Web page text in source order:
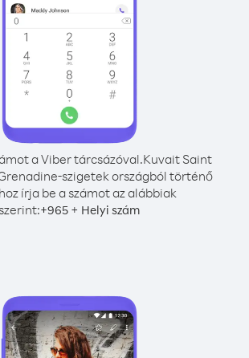
a Viber tárcsázóval.Kuvait Saint
szigetek országból történő
írja be a számot az alábbiak
szerint:+965 + Helyi szám